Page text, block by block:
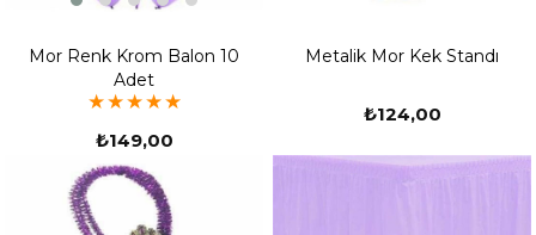
Mor Renk Krom Balon 10
Adet
★★★★★
₺149,00
Metalik Mor Kek Standı
₺124,00